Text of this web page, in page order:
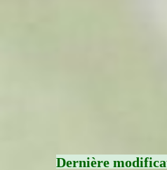
Dernière